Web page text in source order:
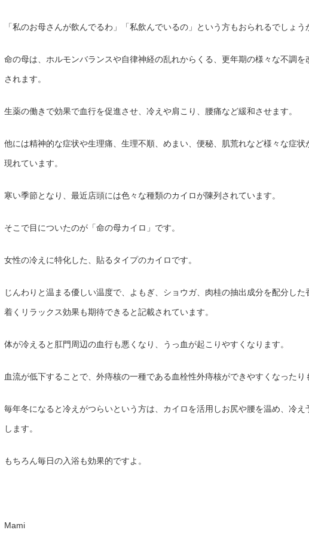
「私のお母さんが飲んでるわ」「私飲んでいるの」という方もおられるでしょう
命の母は、ホルモンバランスや自律神経の乱れからくる、更年期の様々な不調を
されます。
生薬の働きで効果で血行を促進させ、冷えや肩こり、腰痛など緩和させます。
他には精神的な症状や生理痛、生理不順、めまい、便秘、肌荒れなど様々な症状
現れています。
寒い季節となり、最近店頭には色々な種類のカイロが陳列されています。
そこで目についたのが「命の母カイロ」です。
女性の冷えに特化した、貼るタイプのカイロです。
じんわりと温まる優しい温度で、よもぎ、ショウガ、肉桂の抽出成分を配分した
着くリラックス効果も期待できると記載されています。
体が冷えると肛門周辺の血行も悪くなり、うっ血が起こりやすくなります。
血流が低下することで、外痔核の一種である血栓性外痔核ができやすくなったり
毎年冬になると冷えがつらいという方は、カイロを活用しお尻や腰を温め、冷え
します。
もちろん毎日の入浴も効果的ですよ。
Mami